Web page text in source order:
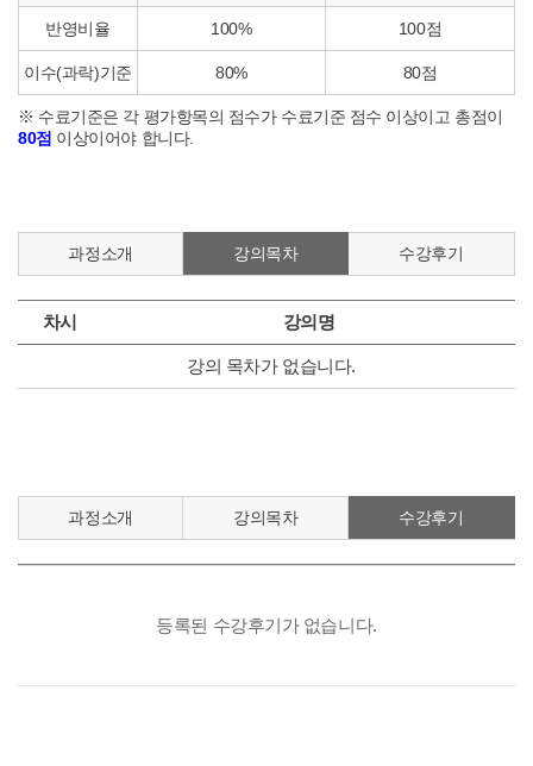
반영비율 100% 100점
이수(과락)기준 80% 80점
※ 수료기준은 각 평가항목의 점수가 수료기준 점수 이상이고 총점이
80점 이상이어야 합니다.
과정소개 강의목차 수강후기
차시 강의명
강의 목차가 없습니다.
과정소개 강의목차 수강후기